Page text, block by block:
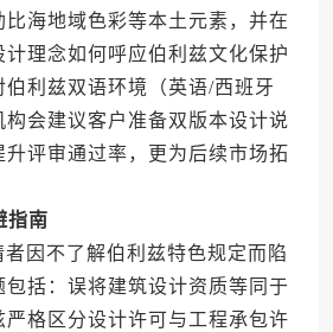
比海地域色彩等本土元素，并在
计理念如何呼应伯利兹文化保护
利兹双语环境（英语/西班牙
会建议客户准备双版本设计说
升评审通过率，更为后续市场拓
指南
不了解伯利兹特色规定而陷
包括：误将建筑设计资质等同于
格区分设计许可与工程承包许